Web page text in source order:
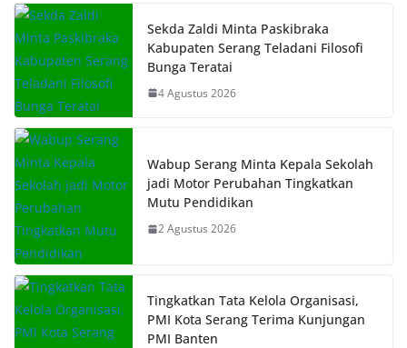
Sekda Zaldi Minta Paskibraka
Kabupaten Serang Teladani Filosofi
Bunga Teratai
4 Agustus 2026
Wabup Serang Minta Kepala Sekolah
jadi Motor Perubahan Tingkatkan
Mutu Pendidikan
2 Agustus 2026
Tingkatkan Tata Kelola Organisasi,
PMI Kota Serang Terima Kunjungan
PMI Banten